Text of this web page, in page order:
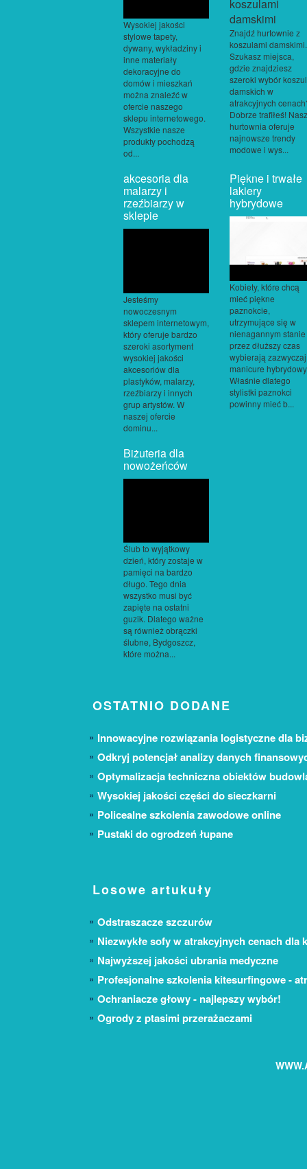
Wysokiej jakości
stylowe tapety,
dywany, wykładziny i
inne materiały
dekoracyjne do
domów i mieszkań
można znaleźć w
ofercie naszego
sklepu internetowego.
Wszystkie nasze
produkty pochodzą
od...
Znajdź hurtownie z
koszulami damskimi.
Szukasz miejsca,
gdzie znajdziesz
szeroki wybór koszul
damskich w
atrakcyjnych
Dobrze trafiłeś!
hurtownia oferuje
najnowsze trendy
modowe i wys...
akcesoria dla
malarzy i
rzeźbiarzy w
sklepie
Jesteśmy
nowoczesnym
sklepem internetowym,
który oferuje bardzo
szeroki asortyment
wysokiej jakości
akcesoriów dla
plastyków, malarzy,
rzeźbiarzy i innych
grup artystów. W
naszej ofercie
dominu...
Piękne i trwałe
lakiery
hybrydowe
Kobiety, które chcą
mieć piękne
paznokcie,
utrzymujące się w
nienagannym stanie
przez dłuższy czas
wybierają zazwyczaj
manicure
Właśnie dlatego
stylistki paznokci
powinny mieć b...
Biżuteria dla
nowożeńców
Ślub to wyjątkowy
dzień, który zostaje w
pamięci na bardzo
długo. Tego dnia
wszystko musi być
zapięte na ostatni
guzik. Dlatego ważne
są również obrączki
ślubne, Bydgoszcz,
które można...
OSTATNIO DODANE
Innowacyjne rozwiązania logistyczne dla
Odkryj potencjał analizy danych
Optymalizacja techniczna obiektów
Wysokiej jakości części do sieczkarni
Policealne szkolenia zawodowe online
Pustaki do ogrodzeń łupane
Losowe artukuły
Odstraszacze szczurów
Niezwykłe sofy w atrakcyjnych cenach dla
Najwyższej jakości ubrania medyczne
Profesjonalne szkolenia kitesurfingowe -
Ochraniacze głowy - najlepszy wybór!
Ogrody z ptasimi przerażaczami